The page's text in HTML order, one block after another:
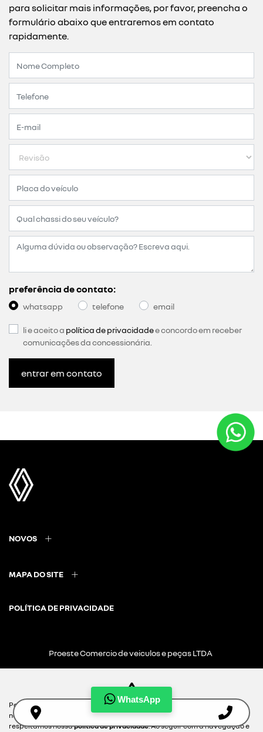
WhatsApp
para solicitar mais informações, por favor, preencha o
formulário abaixo que entraremos em contato
rapidamente.
preferência de contato:
whatsapp telefone email
li e aceito a política de privacidadee concordo em receber
comunicações da concessionária.
entrar em contato
NOVOS
MAPA DO SITE
POLÍTICA DE PRIVACIDADE
Proeste Comercio de veiculos e peças LTDA
Desacelere. Seu bem maior é a vida.
Para otimizar sua experiência durante a navegação, fazemos uso de
nossa política de cookies e para proteger seus dados pessoais
respeitamos nossapolítica de privacidade. Ao seguir com a navegação e